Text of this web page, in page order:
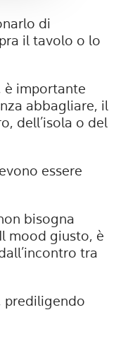
di
il tavolo o lo
è importante
abbagliare, il
dell’isola o del
essere
bisogna
mood giusto, è
tra
prediligendo